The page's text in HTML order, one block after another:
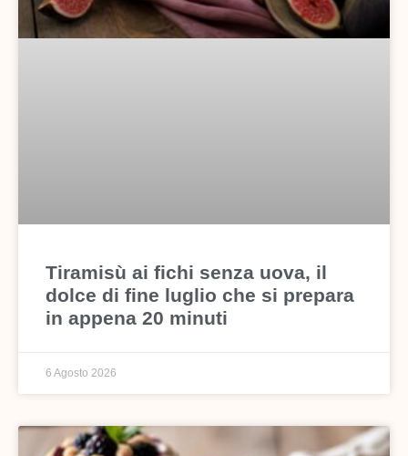
Tiramisù ai fichi senza uova, il
dolce di fine luglio che si prepara
in appena 20 minuti
6 Agosto 2026